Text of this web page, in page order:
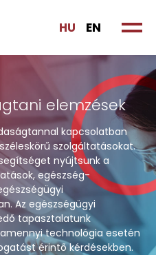
HU EN
elemzések
kapcsolatban
szolgáltatásokat.
nyújtsunk a
egészség-
Az egészségügyi
tapasztalatunk
technológia esetén
érintő kérdésekben.